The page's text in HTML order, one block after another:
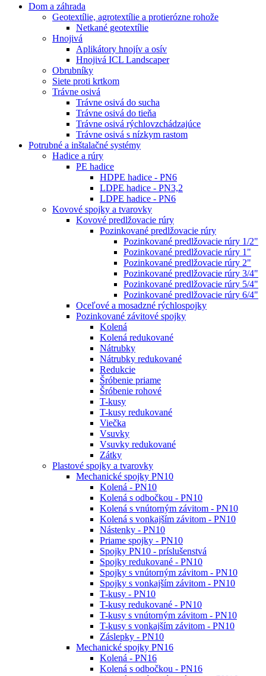
Dom a záhrada
Geotextílie, agrotextílie a protierózne rohože
Netkané geotextílie
Hnojivá
Aplikátory hnojív a osív
Hnojivá ICL Landscaper
Obrubníky
Siete proti krtkom
Trávne osivá
Trávne osivá do sucha
Trávne osivá do tieňa
Trávne osivá rýchlovzchádzajúce
Trávne osivá s nízkym rastom
Potrubné a inštalačné systémy
Hadice a rúry
PE hadice
HDPE hadice - PN6
LDPE hadice - PN3,2
LDPE hadice - PN6
Kovové spojky a tvarovky
Kovové predlžovacie rúry
Pozinkované predlžovacie rúry
Pozinkované predlžovacie rúry 1/2"
Pozinkované predlžovacie rúry 1"
Pozinkované predlžovacie rúry 2"
Pozinkované predlžovacie rúry 3/4"
Pozinkované predlžovacie rúry 5/4"
Pozinkované predlžovacie rúry 6/4"
Oceľové a mosadzné rýchlospojky
Pozinkované závitové spojky
Kolená
Kolená redukované
Nátrubky
Nátrubky redukované
Redukcie
Šróbenie priame
Šróbenie rohové
T-kusy
T-kusy redukované
Viečka
Vsuvky
Vsuvky redukované
Zátky
Plastové spojky a tvarovky
Mechanické spojky PN10
Kolená - PN10
Kolená s odbočkou - PN10
Kolená s vnútorným závitom - PN10
Kolená s vonkajším závitom - PN10
Nástenky - PN10
Priame spojky - PN10
Spojky PN10 - príslušenstvá
Spojky redukované - PN10
Spojky s vnútorným závitom - PN10
Spojky s vonkajším závitom - PN10
T-kusy - PN10
T-kusy redukované - PN10
T-kusy s vnútorným závitom - PN10
T-kusy s vonkajším závitom - PN10
Záslepky - PN10
Mechanické spojky PN16
Kolená - PN16
Kolená s odbočkou - PN16